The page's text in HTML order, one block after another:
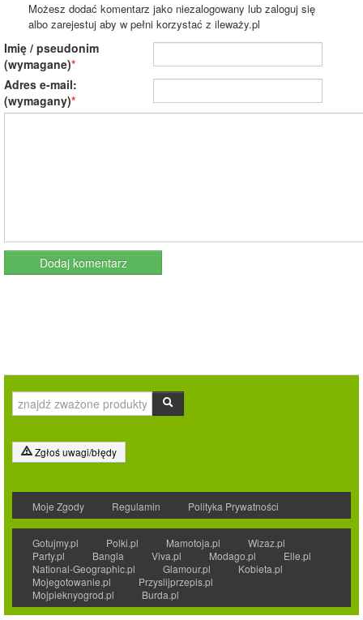
Możesz dodać komentarz jako niezalogowany lub zaloguj się
albo zarejestuj aby w pełni korzystać z ileważy.pl
Imię / pseudonim
(wymagane)
Adres e-mail:
(wymagany)
Zgłoś uwagi/błędy
Moje Zgody Regulamin Polityka Prywatności
Gotujmy.pl Polki.pl Mamotoja.pl
Wizaz.pl
Party.pl
Bangla Viva.pl Modago.pl
Elle.pl
National-Geographic.pl
Glamour.pl
Kobieta.pl
Mojegotowanie.pl
Przyslijprzepis.pl
Mojpieknyogrod.pl
Burda.pl